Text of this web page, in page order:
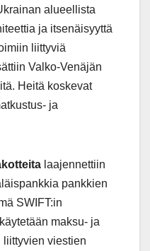
alueellista
ja itsenäisyyttä
liittyviä
Valko-Venäjän
Heitä koskevat
ja
laajennettiin
pankkien
SWIFT:in
maksu- ja
viestien